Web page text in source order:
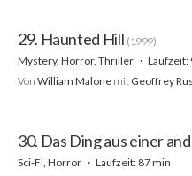
29. Haunted Hill (1999)
Mystery, Horror, Thriller
Laufzeit:
Von William Malone mit Geoffrey
30. Das Ding aus einer
Sci-Fi, Horror
Laufzeit: 87 min